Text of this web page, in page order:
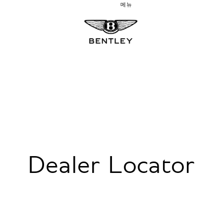
메뉴
Dealer Locator